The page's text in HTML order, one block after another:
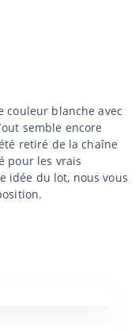
couleur blanche avec
semble encore
retiré de la chaîne
pour les vrais
idée du lot, nous vous